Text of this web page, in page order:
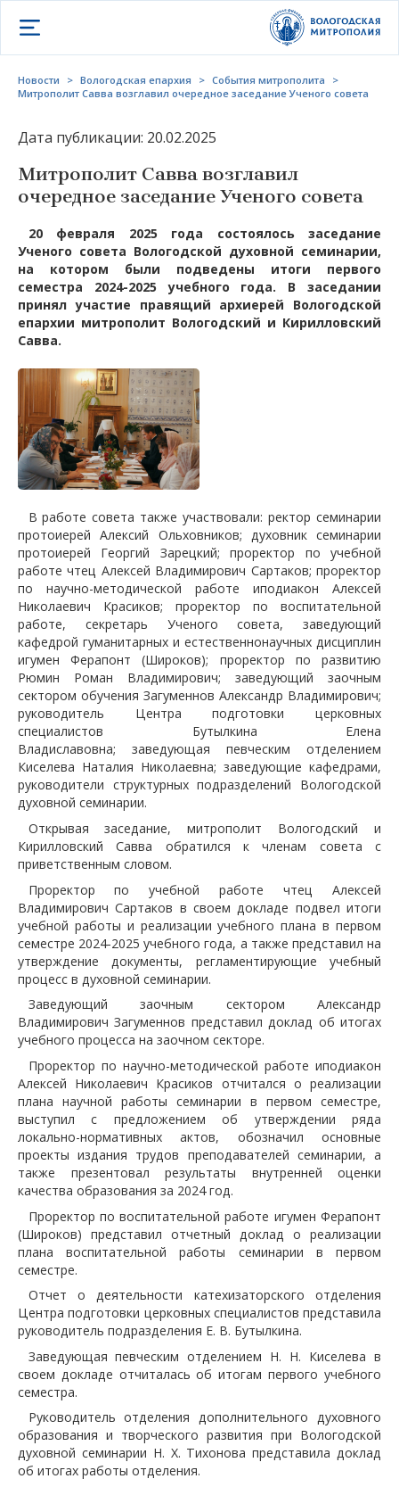
Открыть меню
Новости > Вологодская епархия > События митрополита
>
Митрополит Савва возглавил очередное заседание Ученого совета
Дата публикации: 20.02.2025
Митрополит Савва возглавил
очередное заседание Ученого совета
20 февраля 2025 года состоялось заседание
Ученого совета Вологодской духовной семинарии,
на котором были подведены итоги первого
семестра 2024-2025 учебного года. В заседании
принял участие правящий архиерей Вологодской
епархии митрополит Вологодский и Кирилловский
Савва.
В работе совета также участвовали: ректор семинарии
протоиерей Алексий Ольховников; духовник семинарии
протоиерей Георгий Зарецкий; проректор по учебной
работе чтец Алексей Владимирович Сартаков; проректор
по научно-методической работе иподиакон Алексей
Николаевич Красиков; проректор по воспитательной
работе, секретарь Ученого совета, заведующий
кафедрой гуманитарных и естественнонаучных дисциплин
игумен Ферапонт (Широков); проректор по развитию
Рюмин Роман Владимирович; заведующий заочным
сектором обучения Загуменнов Александр Владимирович;
руководитель Центра подготовки церковных
специалистов Бутылкина Елена
Владиславовна; заведующая певческим отделением
Киселева Наталия Николаевна; заведующие кафедрами,
руководители структурных подразделений Вологодской
духовной семинарии.
Открывая заседание, митрополит Вологодский и
Кирилловский Савва обратился к членам совета с
приветственным словом.
Проректор по учебной работе чтец Алексей
Владимирович Сартаков в своем докладе подвел итоги
учебной работы и реализации учебного плана в первом
семестре 2024-2025 учебного года, а также представил на
утверждение документы, регламентирующие учебный
процесс в духовной семинарии.
Заведующий заочным сектором Александр
Владимирович Загуменнов представил доклад об итогах
учебного процесса на заочном секторе.
Проректор по научно-методической работе иподиакон
Алексей Николаевич Красиков отчитался о реализации
плана научной работы семинарии в первом семестре,
выступил с предложением об утверждении ряда
локально-нормативных актов, обозначил основные
проекты издания трудов преподавателей семинарии, а
также презентовал результаты внутренней оценки
качества образования за 2024 год.
Проректор по воспитательной работе игумен Ферапонт
(Широков) представил отчетный доклад о реализации
плана воспитательной работы семинарии в первом
семестре.
Отчет о деятельности катехизаторского отделения
Центра подготовки церковных специалистов представила
руководитель подразделения Е. В. Бутылкина.
Заведующая певческим отделением Н. Н. Киселева в
своем докладе отчиталась об итогам первого учебного
семестра.
Руководитель отделения дополнительного духовного
образования и творческого развития при Вологодской
духовной семинарии Н. Х. Тихонова представила доклад
об итогах работы отделения.